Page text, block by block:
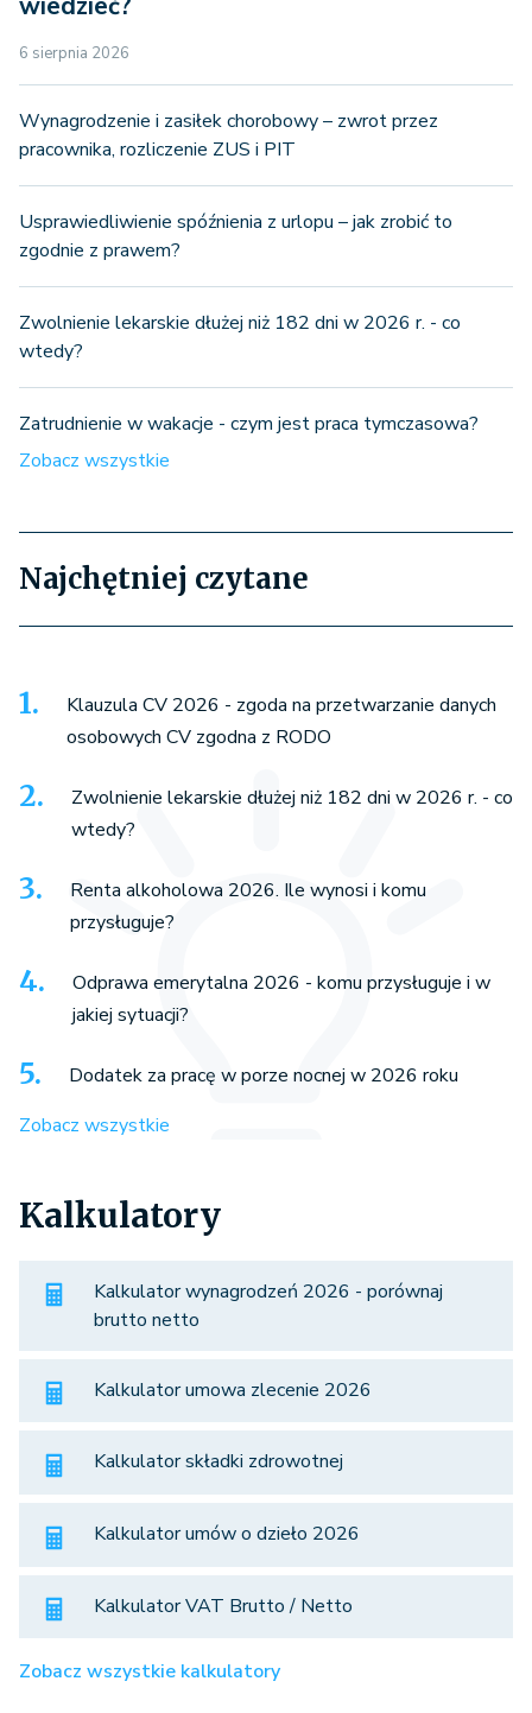
6 sierpnia 2026
Wynagrodzenie i zasiłek chorobowy – zwrot przez
pracownika, rozliczenie ZUS i PIT
Usprawiedliwienie spóźnienia z urlopu – jak zrobić to
zgodnie z prawem?
Zwolnienie lekarskie dłużej niż 182 dni w 2026 r. - co
wtedy?
Zatrudnienie w wakacje - czym jest praca tymczasowa?
Zobacz wszystkie
Najchętniej czytane
Klauzula CV 2026 - zgoda na przetwarzanie danych
osobowych CV zgodna z RODO
Zwolnienie lekarskie dłużej niż 182 dni w 2026 r. - co
wtedy?
Renta alkoholowa 2026. Ile wynosi i komu
przysługuje?
Odprawa emerytalna 2026 - komu przysługuje i w
jakiej sytuacji?
Dodatek za pracę w porze nocnej w 2026 roku
Zobacz wszystkie
Kalkulatory
Kalkulator wynagrodzeń 2026 - porównaj
brutto netto
Kalkulator umowa zlecenie 2026
Kalkulator składki zdrowotnej
Kalkulator umów o dzieło 2026
Kalkulator VAT Brutto / Netto
Zobacz wszystkie kalkulatory